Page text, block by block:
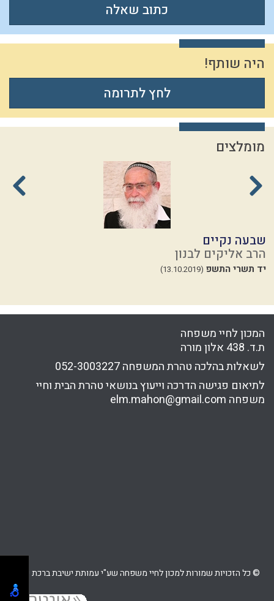
כתוב שאלה
היה שותף!
לחץ לתרומה
מומלצים
שבעה נקיים
הרב אליקים לבנון
יד תשרי התשפ (13.10.2019)
המכון לחיי משפחה
ת.ד. 438 אלון מורה
לשאלות בהלכה טהרת המשפחה052-3003227
לתיאום פגישה הדרכה וייעוץ בנושאי טהרת הבית וחיי
משפחה elm.mahon@gmail.com
© כל הזכויות שמורות למכון לחיי משפחה שע"י עמותת ישיבת ברכת יוסף